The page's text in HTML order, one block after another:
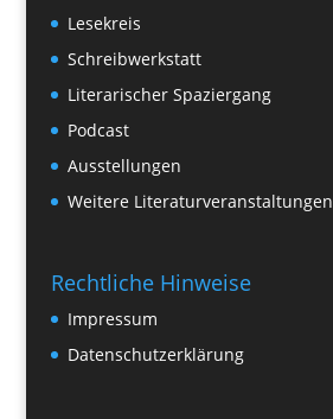
Lesekreis
Schreibwerkstatt
Literarischer Spaziergang
Podcast
Ausstellungen
Weitere Literaturveranstaltungen
Rechtliche Hinweise
Impressum
Datenschutzerklärung